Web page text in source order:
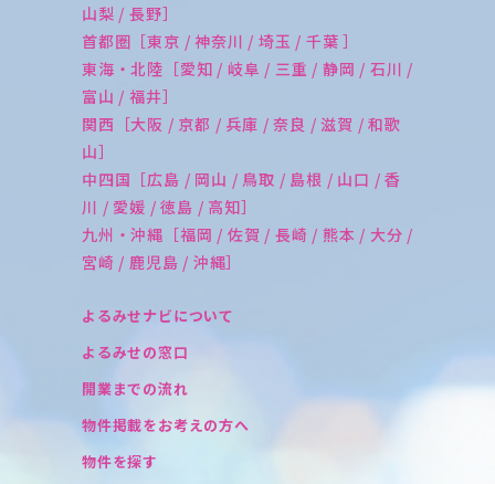
山梨 / 長野］
首都圏［東京 / 神奈川 / 埼玉 / 千葉 ］
東海・北陸［愛知 / 岐阜 / 三重 / 静岡 / 石川 /
富山 / 福井］
関西［大阪 / 京都 / 兵庫 / 奈良 / 滋賀 / 和歌
山］
中四国［広島 / 岡山 / 鳥取 / 島根 / 山口 / 香
川 / 愛媛 / 徳島 / 高知］
九州・沖縄［福岡 / 佐賀 / 長崎 / 熊本 / 大分 /
宮崎 / 鹿児島 / 沖縄］
よるみせナビについて
よるみせの窓口
開業までの流れ
物件掲載をお考えの方へ
物件を探す